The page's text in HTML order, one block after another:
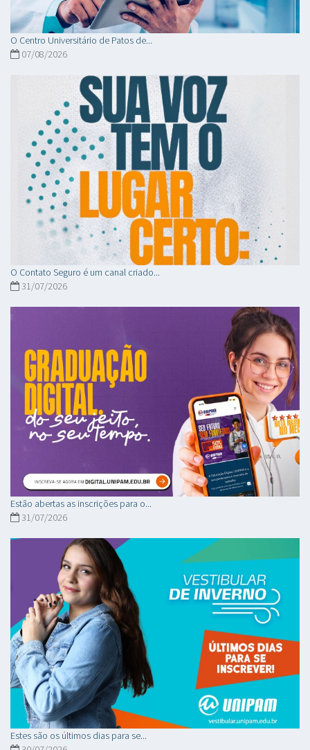
O Centro Universitário de Patos de...
07/08/2026
O Contato Seguro é um canal criado...
31/07/2026
Estão abertas as inscrições para o...
31/07/2026
Estes são os últimos dias para se...